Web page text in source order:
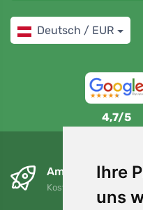
Ihre
uns
Deutsch / EUR
4,7/5
Am nächsten
Kostenloser Versand